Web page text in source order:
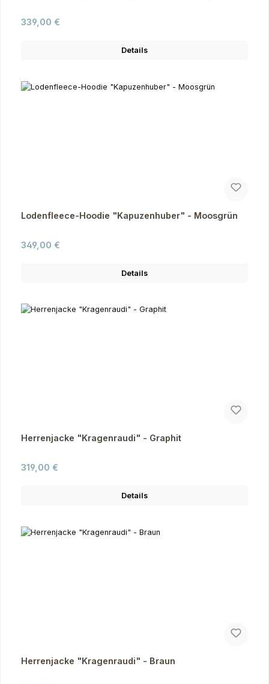
Regulärer Preis:
339,00 €
Details
Lodenfleece-Hoodie "Kapuzenhuber" - Moosgrün
Regulärer Preis:
349,00 €
Details
Herrenjacke "Kragenraudi" - Graphit
Regulärer Preis:
319,00 €
Details
Herrenjacke "Kragenraudi" - Braun